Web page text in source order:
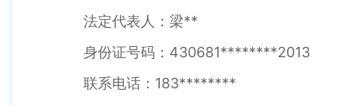
法定代表人：梁**
身份证号码：430681********2013
联系电话：183********